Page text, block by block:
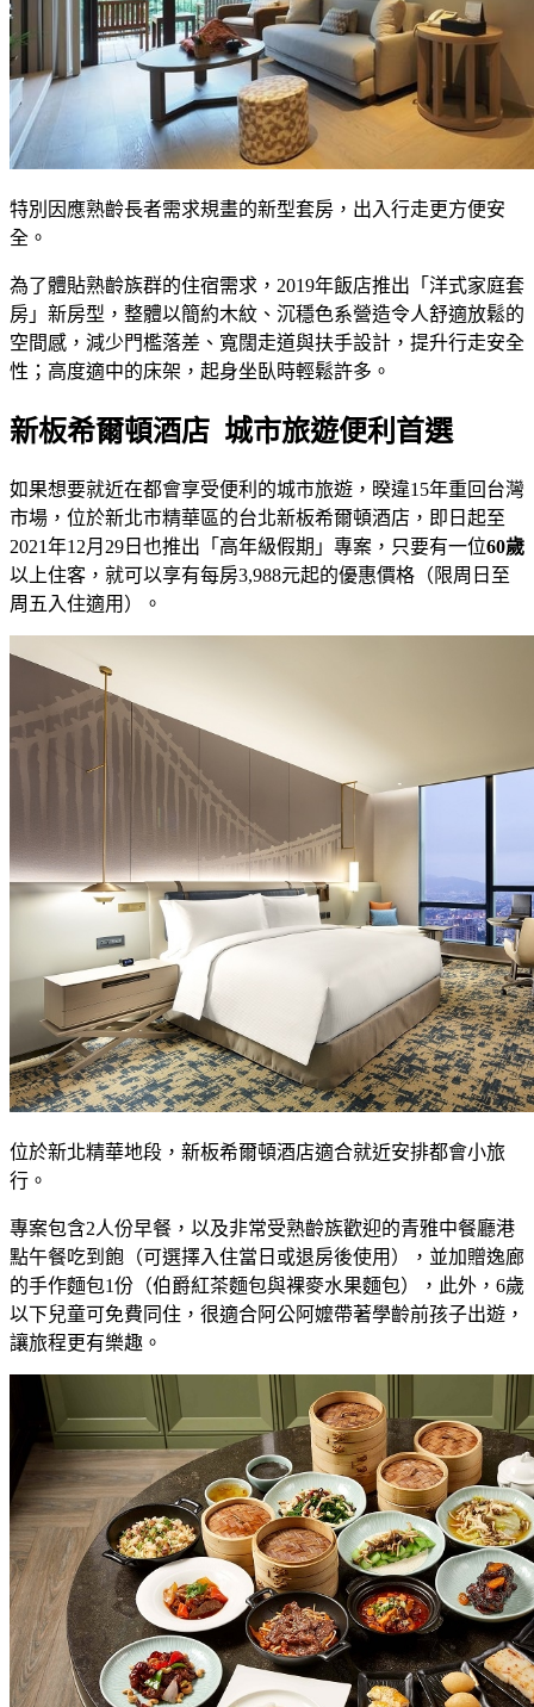
特別因應熟齡長者需求規畫的新型套房，出入行走更方便安
全。
為了體貼熟齡族群的住宿需求，2019年飯店推出「洋式家庭套
房」新房型，整體以簡約木紋、沉穩色系營造令人舒適放鬆的
空間感，減少門檻落差、寬闊走道與扶手設計，提升行走安全
性；高度適中的床架，起身坐臥時輕鬆許多。
新板希爾頓酒店 城市旅遊便利首選
如果想要就近在都會享受便利的城市旅遊，暌違15年重回台灣
市場，位於新北市精華區的台北新板希爾頓酒店，即日起至
2021年12月29日也推出「高年級假期」專案，只要有一位60歲
以上住客，就可以享有每房3,988元起的優惠價格（限周日至
周五入住適用）。
位於新北精華地段，新板希爾頓酒店適合就近安排都會小旅
行。
專案包含2人份早餐，以及非常受熟齡族歡迎的青雅中餐廳港
點午餐吃到飽（可選擇入住當日或退房後使用），並加贈逸廊
的手作麵包1份（伯爵紅茶麵包與裸麥水果麵包），此外，6歲
以下兒童可免費同住，很適合阿公阿嬤帶著學齡前孩子出遊，
讓旅程更有樂趣。